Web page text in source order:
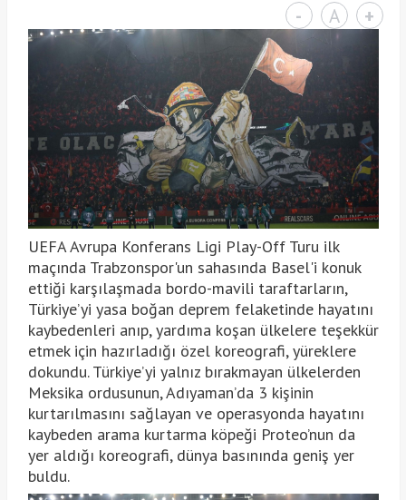
- A +
UEFA Avrupa Konferans Ligi Play-Off Turu ilk
maçında Trabzonspor'un sahasında Basel'i konuk
ettiği karşılaşmada bordo-mavili taraftarların,
Türkiye’yi yasa boğan deprem felaketinde hayatını
kaybedenleri anıp, yardıma koşan ülkelere teşekkür
etmek için hazırladığı özel koreografi, yüreklere
dokundu. Türkiye’yi yalnız bırakmayan ülkelerden
Meksika ordusunun, Adıyaman’da 3 kişinin
kurtarılmasını sağlayan ve operasyonda hayatını
kaybeden arama kurtarma köpeği Proteo’nun da
yer aldığı koreografi, dünya basınında geniş yer
buldu.